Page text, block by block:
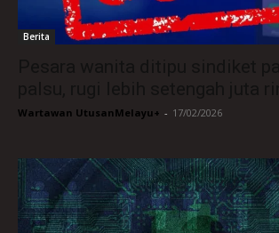
Berita
Wartawan UtusanMelayu+ - 17/02/2026